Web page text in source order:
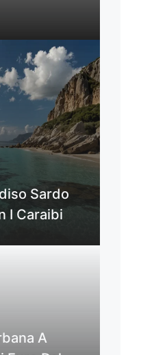
Sardo
I Caraibi
A